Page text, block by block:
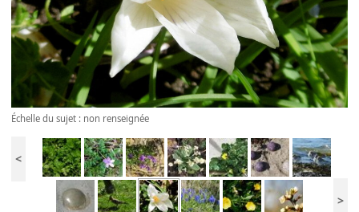
Échelle du sujet : non renseignée
<
>